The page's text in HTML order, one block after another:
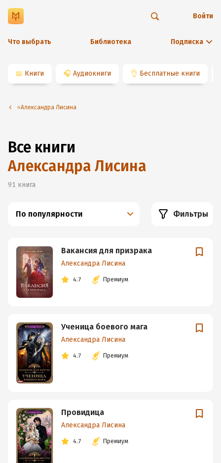
Что выбрать Библиотека Подписка
Войти
📖 Книги 🎧 Аудиокниги 👌 Бесплатные книги
⭐️Александра Лисина
Все книги
Александра Лисина
91 книга
По популярности Фильтры
Вакансия для призрака
Александра Лисина
4.7 Премиум
Ученица боевого мага
Александра Лисина
4.7 Премиум
Провидица
Александра Лисина
4.7 Премиум